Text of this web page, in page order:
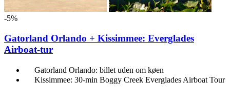
-5%
Gatorland Orlando + Kissimmee: Everglades
Airboat-tur
Gatorland Orlando: billet uden om køen
Kissimmee: 30-min Boggy Creek Everglades Airboat Tour